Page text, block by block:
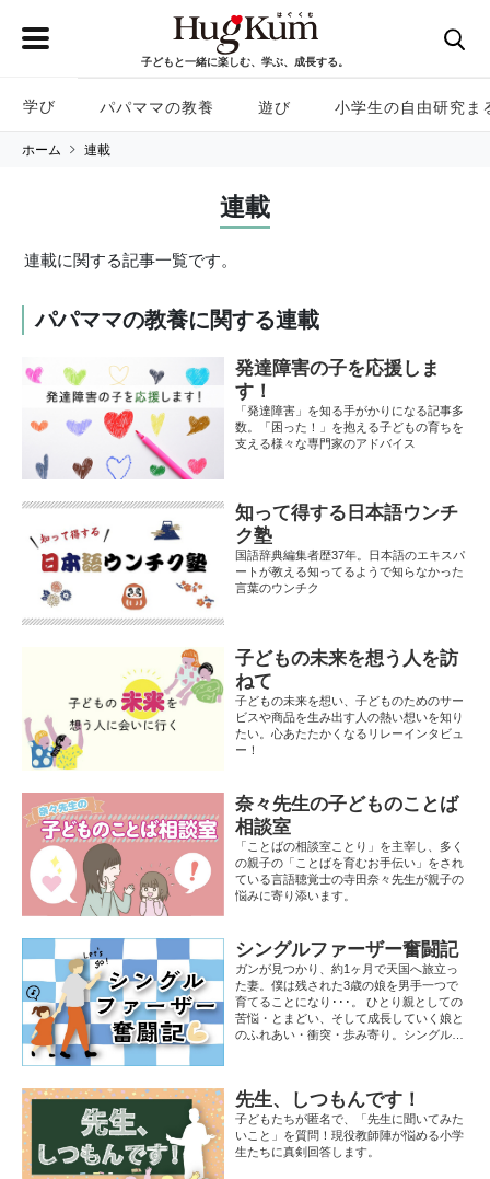
子どもと一緒に楽しむ、学ぶ、成長する。
学び パパママの教養 遊び 小学生の自由研究ま
ホーム 連載
連載
連載に関する記事一覧です。
パパママの教養に関する連載
発達障害の子を応援しま
す！
「発達障害」を知る手がかりになる記事多
数。「困った！」を抱える子どもの育ちを
支える様々な専門家のアドバイス
知って得する日本語ウンチ
ク塾
国語辞典編集者歴37年。日本語のエキスパ
ートが教える知ってるようで知らなかった
言葉のウンチク
子どもの未来を想う人を訪
ねて
子どもの未来を想い、子どものためのサー
ビスや商品を生み出す人の熱い想いを知り
たい。心あたたかくなるリレーインタビュ
ー！
奈々先生の子どものことば
相談室
「ことばの相談室ことり」を主宰し、多く
の親子の「ことばを育むお手伝い」をされ
ている言語聴覚士の寺田奈々先生が親子の
悩みに寄り添います。
シングルファーザー奮闘記
ガンが見つかり、約1ヶ月で天国へ旅立っ
た妻。僕は残された3歳の娘を男手一つで
育てることになり･･･。 ひとり親としての
苦悩・とまどい、そして成長していく娘と
のふれあい・衝突・歩み寄り。シングルフ
りますように！」そんな思いで綴られた感
動の奮闘記です。
先生、しつもんです！
子どもたちが匿名で、「先生に聞いてみた
いこと」を質問！現役教師陣が悩める小学
生たちに真剣回答します。